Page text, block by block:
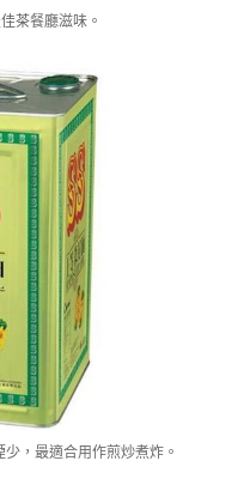
茶餐廳滋味。
，最適合用作煎炒煮炸。